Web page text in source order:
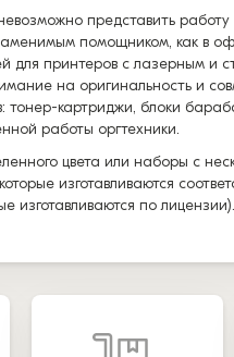
представить
помощником, как в
для принтеров с лазерным и
на оригинальность и
тонер-картриджи, блоки
работы оргтехники.
цвета или наборы с
изготавливаются
изготавливаются по